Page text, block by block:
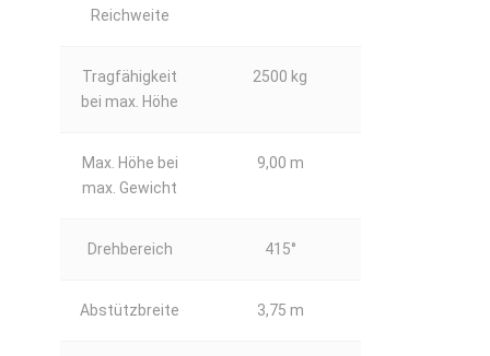
Reichweite
Tragfähigkeit
bei max. Höhe
2500 kg
Max. Höhe bei
max. Gewicht
9,00 m
Drehbereich 415°
Abstützbreite 3,75 m